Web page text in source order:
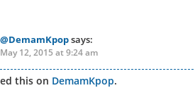
@DemamKpopsays:
May 12, 2015 at 9:24 am
this on DemamKpop.